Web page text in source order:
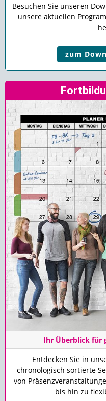
Besuchen Sie unseren
unsere aktuellen
zum
Ihr Überblick für
Entdecken Sie in
chronologisch sortierte
von
bis hin zu